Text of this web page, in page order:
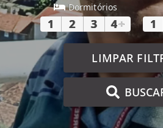
Dormitórios
1 2 3 4+ 1
LIMPAR